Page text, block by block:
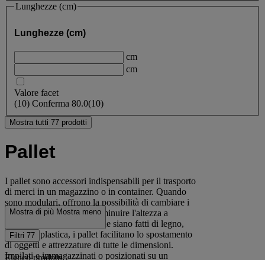
Lunghezze (cm)
Lunghezze (cm)
cm
cm
Valore facet
(10) Conferma 80.0(10)
Mostra tutti 77 prodotti
Pallet
I pallet sono accessori indispensabili per il trasporto
di merci in un magazzino o in container. Quando
sono modulari, offrono la possibilità di cambiare i
pattini e di aumentare o diminuire l'altezza a
seconda delle necessità. Che siano fatti di legno,
acciaio o plastica, i pallet facilitano lo spostamento
di oggetti e attrezzature di tutte le dimensioni.
Impilati e immagazzinati o posizionati su un
Mostra di più Mostra meno
Filtri 77
Elenco prodotti